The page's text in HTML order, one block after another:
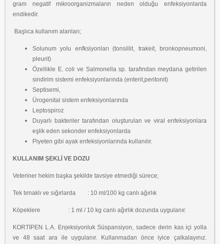
gram negatif mikroorganizmaların neden olduğu enfeksiyonlarda
endikedir.
Başlıca kullanım alanları;
Solunum yolu enfksiyonları (tonsillit, trakeit, bronkopneumoni,
pleurit)
Özellikle E. coli ve Salmonella sp. tarafından meydana getirilen
sindirim sistemi enfeksiyonlarında (enterit,peritonit)
Septisemi,
Ürogenital sistem enfeksiyonlarında
Leptospiroz
Duyarlı bakteriler tarafından oluşturulan ve viral enfeksiyonlara
eşlik eden sekonder enfeksiyonlarda
Piyeten gibi ayak enfeksiyonlarında kullanılır.
KULLANIM ŞEKLİ VE DOZU
Veteriner hekim başka şekilde tavsiye etmediği sürece;
Tek tırnaklı ve sığırlarda : 10 ml/100 kg canlı ağırlık
Köpeklere : 1 ml / 10 kg canlı ağırlık dozunda uygulanır.
KORTİPEN L.A. Enjeksiyonluk Süspansiyon, sadece derin kas içi yolla
ve 48 saat ara ile uygulanır. Kullanmadan önce iyice çalkalayınız.